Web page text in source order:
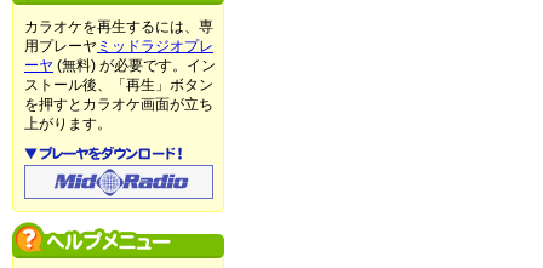
カラオケを再生するには、専
用プレーヤ ミッドラジオプレ
ーヤ (無料) が必要です。イン
ストール後、「再生」ボタン
を押すとカラオケ画面が立ち
上がります。